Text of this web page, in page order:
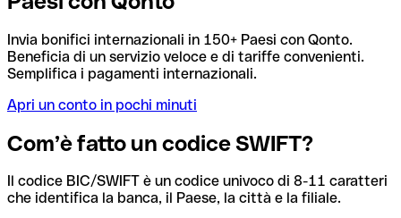
Invia bonifici internazionali in 150+ Paesi con Qonto.
Beneficia di un servizio veloce e di tariffe convenienti.
Semplifica i pagamenti internazionali.
Apri un conto in pochi minuti
Com’è fatto un codice SWIFT?
Il codice BIC/SWIFT è un codice univoco di 8-11 caratteri
che identifica la banca, il Paese, la città e la filiale.